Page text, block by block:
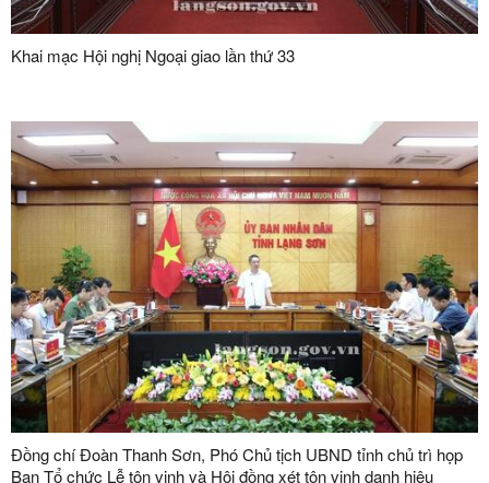
Khai mạc Hội nghị Ngoại giao lần thứ 33
Đồng chí Đoàn Thanh Sơn, Phó Chủ tịch UBND tỉnh chủ trì họp
Ban Tổ chức Lễ tôn vinh và Hội đồng xét tôn vinh danh hiệu